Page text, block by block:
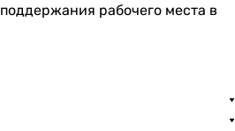
рабочего места в